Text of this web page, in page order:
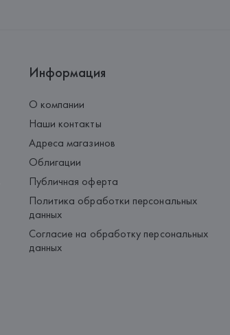
Информация
О компании
Наши контакты
Адреса магазинов
Облигации
Публичная оферта
Политика обработки персональных
данных
Согласие на обработку персональных
данных